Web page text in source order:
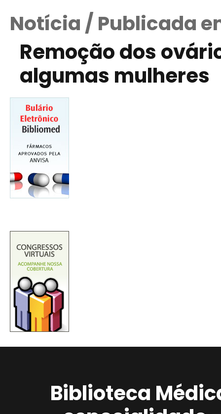
Notícia / Publicada
Remoção dos
algumas mulheres
Biblioteca